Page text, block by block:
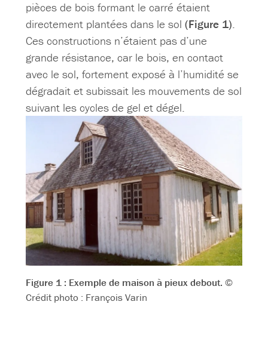
pièces de bois formant le carré étaient
directement plantées dans le sol (Figure 1)
Ces constructions n’étaient pas d’une
grande résistance, car le bois, en contact
avec le sol, fortement exposé à l’humidité se
dégradait et subissait les mouvements de sol
suivant les cycles de gel et dégel.
Figure 1 : Exemple de maison à pieux debout. ©
Crédit photo : François Varin